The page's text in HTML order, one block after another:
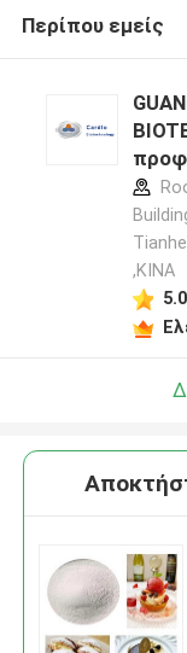
Περίπου εμείς
,ΚΙΝΑ
5.0